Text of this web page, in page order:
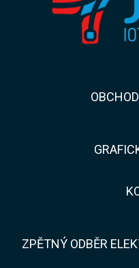
ZPĚTNÝ ODBĚR